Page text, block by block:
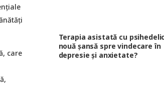
care
Terapia asistată cu
nouă șansă spre vindecare în
depresie și anxietate?